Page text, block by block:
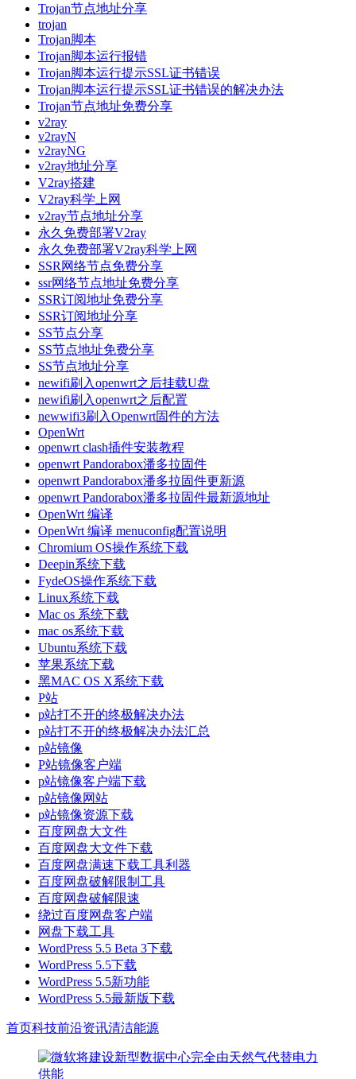
Trojan节点地址分享
trojan
Trojan脚本
Trojan脚本运行报错
Trojan脚本运行提示SSL证书错误
Trojan脚本运行提示SSL证书错误的解决办法
Trojan节点地址免费分享
v2ray
v2rayN
v2rayNG
v2ray地址分享
V2ray搭建
V2ray科学上网
v2ray节点地址分享
永久免费部署V2ray
永久免费部署V2ray科学上网
SSR网络节点免费分享
ssr网络节点地址免费分享
SSR订阅地址免费分享
SSR订阅地址分享
SS节点分享
SS节点地址免费分享
SS节点地址分享
newifi刷入openwrt之后挂载U盘
newifi刷入openwrt之后配置
newwifi3刷入Openwrt固件的方法
OpenWrt
openwrt clash插件安装教程
openwrt Pandorabox潘多拉固件
openwrt Pandorabox潘多拉固件更新源
openwrt Pandorabox潘多拉固件最新源地址
OpenWrt 编译
OpenWrt 编译 menuconfig配置说明
Chromium OS操作系统下载
Deepin系统下载
FydeOS操作系统下载
Linux系统下载
Mac os 系统下载
mac os系统下载
Ubuntu系统下载
苹果系统下载
黑MAC OS X系统下载
P站
p站打不开的终极解决办法
p站打不开的终极解决办法汇总
p站镜像
P站镜像客户端
p站镜像客户端下载
p站镜像网站
p站镜像资源下载
百度网盘大文件
百度网盘大文件下载
百度网盘满速下载工具利器
百度网盘破解限制工具
百度网盘破解限速
绕过百度网盘客户端
网盘下载工具
WordPress 5.5 Beta 3下载
WordPress 5.5下载
WordPress 5.5新功能
WordPress 5.5最新版下载
首页科技前沿资讯清洁能源